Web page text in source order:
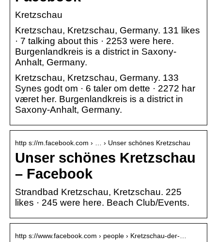
Kretzschau
Kretzschau, Kretzschau, Germany. 131 likes
· 7 talking about this · 2253 were here.
Burgenlandkreis is a district in Saxony-
Anhalt, Germany.
Kretzschau, Kretzschau, Germany. 133
Synes godt om · 6 taler om dette · 2272 har
været her. Burgenlandkreis is a district in
Saxony-Anhalt, Germany.
http s://m.facebook.com › … › Unser schönes Kretzschau
Unser schönes Kretzschau
– Facebook
Strandbad Kretzschau, Kretzschau. 225
likes · 245 were here. Beach Club/Events.
http s://www.facebook.com › people › Kretzschau-der-…